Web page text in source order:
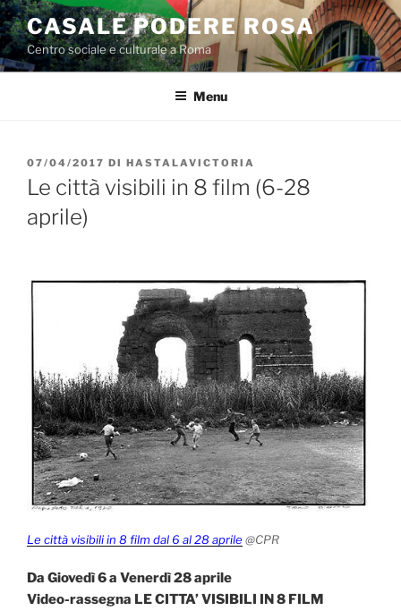
Salta
al
contenuto
CASALE PODERE ROSA
Centro sociale e culturale a Roma
Menu
PUBBLICATO
IL
07/04/2017 DI HASTALAVICTORIA
Le città visibili in 8 film (6-28
aprile)
Le città visibili in 8 film dal 6 al 28 aprile @CPR
Da Giovedì 6 a Venerdì 28 aprile
Video-rassegna LE CITTA’ VISIBILI IN 8 FILM